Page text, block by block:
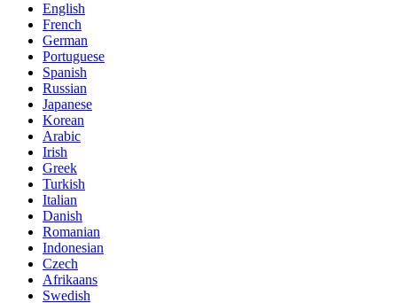
English
French
German
Portuguese
Spanish
Russian
Japanese
Korean
Arabic
Irish
Greek
Turkish
Italian
Danish
Romanian
Indonesian
Czech
Afrikaans
Swedish